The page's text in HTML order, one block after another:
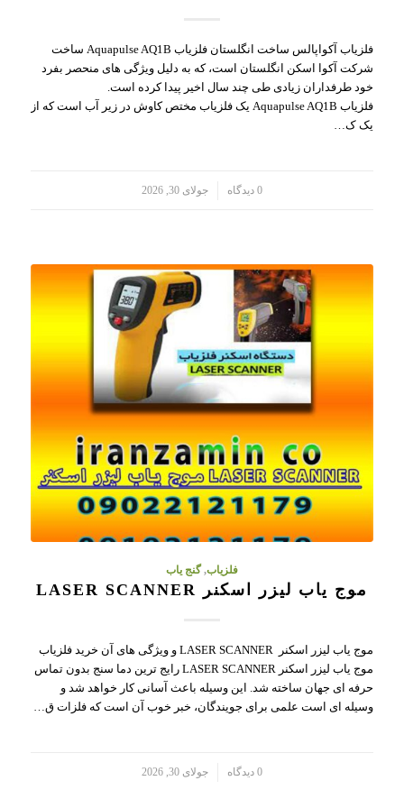
فلزیاب آکواپالس ساخت انگلستان فلزیاب Aquapulse AQ1B ساخت
شرکت آکوا اسکن انگلستان است، که به دلیل ویژگی های منحصر بفرد
خود طرفداران زیادی طی چند سال اخیر پیدا کرده است.
فلزیاب Aquapulse AQ1B یک فلزیاب مختص کاوش در زیر آب است که از
یک ک…
0 دیدگاه جولای 30, 2026
فلزیاب,گنج یاب
موج یاب لیزر اسکنر LASER SCANNER
موج یاب لیزر اسکنر LASER SCANNER و ویژگی های آن خرید فلزیاب
موج یاب لیزر اسکنر LASER SCANNER رایج ترین دما سنج بدون تماس
حرفه ای جهان ساخته شد. این وسیله باعث آسانی کار خواهد شد و
وسیله ای است علمی برای جویندگان، خبر خوب آن است که فلزات ق…
0 دیدگاه جولای 30, 2026